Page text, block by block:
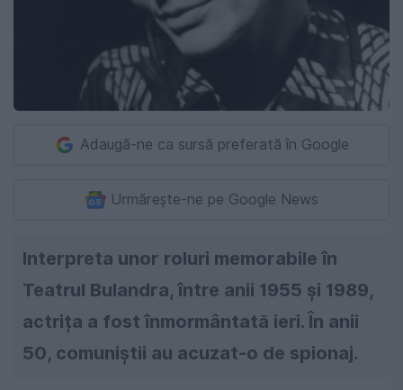
Adaugă-ne ca sursă preferată în Google
Urmărește-ne pe Google News
Interpreta unor roluri memorabile în
Teatrul Bulandra, între anii 1955 și 1989,
actrița a fost înmormântată ieri. În anii
50, comuniștii au acuzat-o de spionaj.